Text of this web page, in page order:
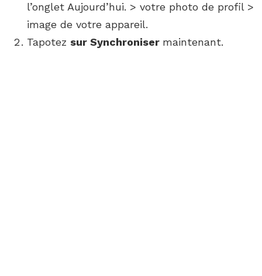
l’onglet Aujourd’hui. > votre photo de profil >
image de votre appareil.
Tapotez sur Synchroniser maintenant.